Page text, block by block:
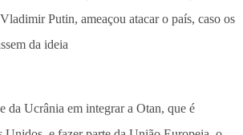
da Ucrânia em integrar a Otan, que é